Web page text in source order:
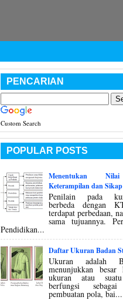
PENCARIAN
Custom Search
POPULAR POSTS
Menentukan Nilai
Keterampilan dan Sikap
Penilain pada
berbeda dengan
terdapat perbedaan,
sama tujuannya.
Pendidikan...
Daftar Ukuran Badan
Ukuran adalah
menunjukkan besar
ukuran atau
berfungsi
pembuatan pola, bai...